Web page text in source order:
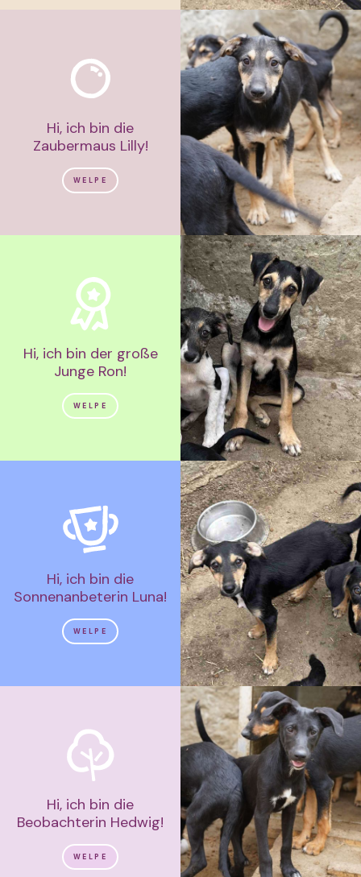
Hi, ich bin die
Zaubermaus Lilly!
WELPE
Hi, ich bin der große
Junge Ron!
WELPE
Hi, ich bin die
Sonnenanbeterin Luna!
WELPE
Hi, ich bin die
Beobachterin Hedwig!
WELPE